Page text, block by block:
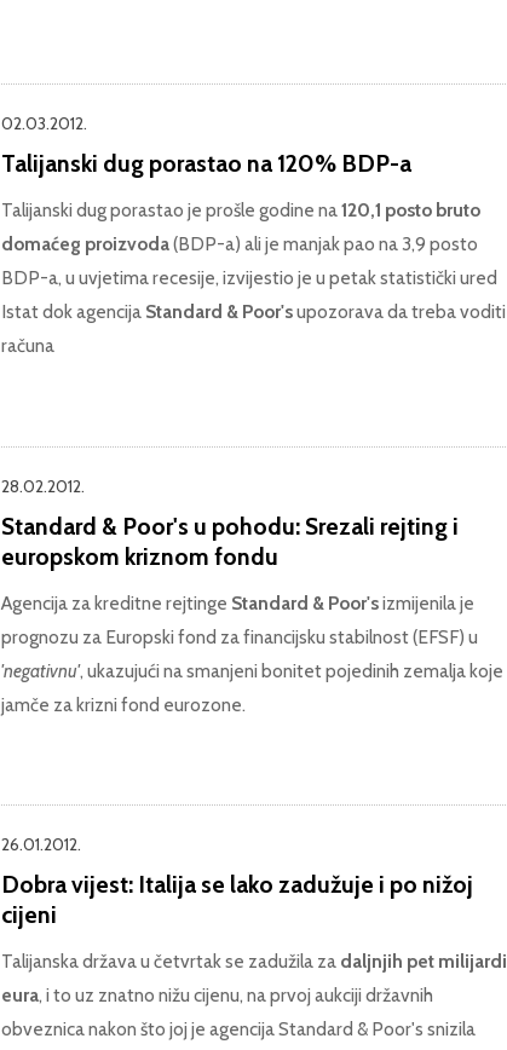
02.03.2012.
Talijanski dug porastao na 120% BDP-a
Talijanski dug porastao je prošle godine na120,1 posto bruto
domaćeg proizvoda(BDP-a) ali je manjak pao na 3,9 posto
BDP-a, u uvjetima recesije, izvijestio je u petak statistički ured
Istat dok agencija Standard & Poor'supozorava da treba voditi
računa
28.02.2012.
Standard & Poor's u pohodu: Srezali rejting i
europskom kriznom fondu
Agencija za kreditne rejtinge Standard & Poor'sizmijenila je
prognozu za Europski fond za financijsku stabilnost (EFSF) u
'negativnu', ukazujući na smanjeni bonitet pojedinih zemalja koje
jamče za krizni fond eurozone.
26.01.2012.
Dobra vijest: Italija se lako zadužuje i po nižoj
cijeni
Talijanska država u četvrtak se zadužila zadaljnjih pet milijardi
eura, i to uz znatno nižu cijenu, na prvoj aukciji državnih
obveznica nakon što joj je agencija Standard & Poor's snizila